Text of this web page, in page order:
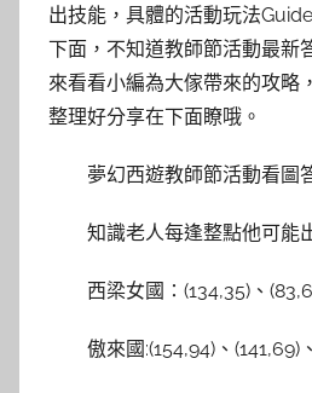
出技能，具體的活動玩法
下面，不知道教師節活動最新
來看看小編為大傢帶來的攻略
整理好分享在下面瞭哦。
夢幻西遊教師節活動看圖
知識老人每逢整點他可能
西梁女國∶(134,35)、
傲來國:(154,94)、(141,69)